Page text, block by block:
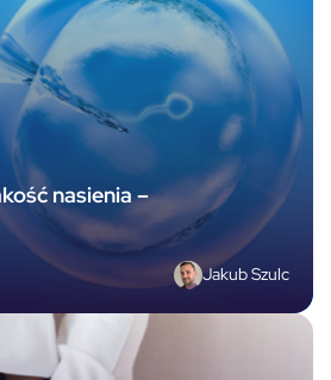
nasienia –
Jakub Szulc